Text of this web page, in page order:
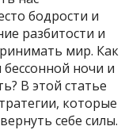
бодрости и
разбитости и
мир. Как
бессонной ночи и
В этой статье
которые
себе силы.